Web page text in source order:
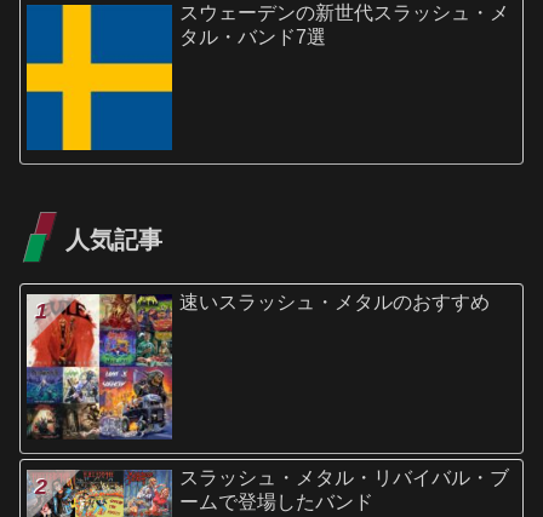
スウェーデンの新世代スラッシュ・メ
タル・バンド7選
人気記事
速いスラッシュ・メタルのおすすめ
スラッシュ・メタル・リバイバル・ブ
ームで登場したバンド